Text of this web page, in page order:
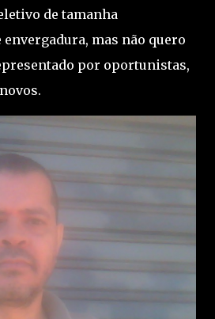
de tamanha
mas não quero
por oportunistas,